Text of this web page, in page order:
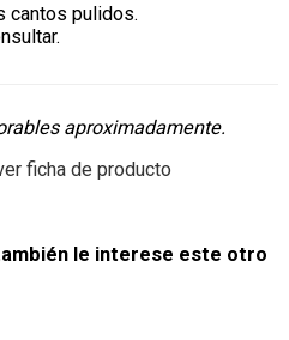
cantos pulidos.
aproximadamente.
ficha de producto
le interese este otro